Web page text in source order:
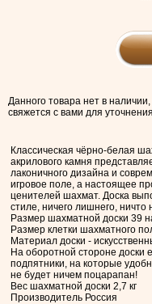
Данного товара нет в
свяжется с вами для
Классическая чёрно-белая
акрилового камня
лаконичного дизайна и
игровое поле, а настоящее
ценителей шахмат. Доска
стиле, ничего лишнего,
Размер шахматной доски 39
Размер клетки шахматного
Материал доски -
На оборотной стороне доски
подпятники, на которые
не будет ничем поцарапан!
Вес шахматной доски 2,7 кг
Производитель Россия